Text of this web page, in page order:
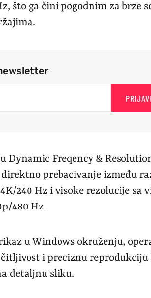
što ga čini pogodnim za brze
Freqency &
prebacivanje između
240 Hz i visoke rezolucije sa
480 Hz.
u Windows okruženju,
i preciznu reprodukciju
detaljnu sliku.